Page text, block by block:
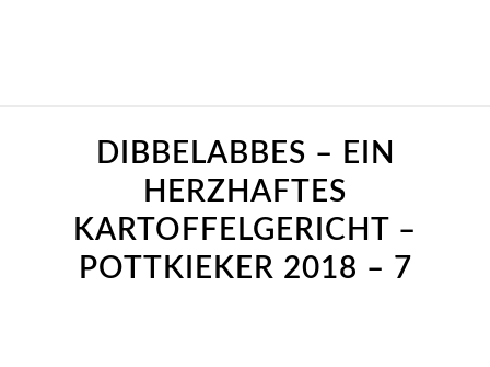
DIBBELABBES – EIN
HERZHAFTES
KARTOFFELGERICHT –
POTTKIEKER 2018 – 7